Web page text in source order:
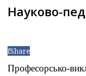
Науково-
fShare
Професорсько-